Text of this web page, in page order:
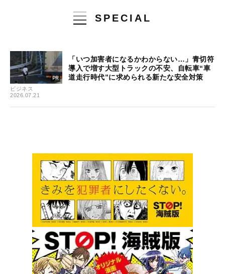
SPECIAL
ビジネス
2026.07.21
「いつ加害者になるかわからない…」青切符
導入で増す大型トラックの不安、自転車“車
道走行時代”に求められる新たな安全対策